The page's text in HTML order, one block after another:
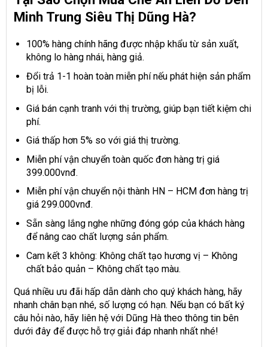
Minh Trung Siêu Thị Dũng Hà?
100% hàng chính hãng được nhập khẩu từ sản xuất,
không lo hàng nhái, hàng giả.
Đổi trả 1-1 hoàn toàn miễn phí nếu phát hiện sản phẩm
bị lỗi.
Giá bán cạnh tranh với thị trường, giúp bạn tiết kiệm chi
phí.
Giá thấp hơn 5% so với giá thị trường.
Miễn phí vận chuyển toàn quốc đơn hàng trị giá
399.000vnđ.
Miễn phí vận chuyển nội thành HN – HCM đơn hàng trị
giá 299.000vnđ.
Sẵn sàng lắng nghe những đóng góp của khách hàng
để nâng cao chất lượng sản phẩm.
Cam kết 3 không: Không chất tạo hương vị – Không
chất bảo quản – Không chất tạo màu.
Quá nhiều ưu đãi hấp dẫn dành cho quý khách hàng, hãy
nhanh chân bạn nhé, số lượng có hạn. Nếu bạn có bất ký
câu hỏi nào, hãy liên hệ với Dũng Hà theo thông tin bên
dưới đây để được hỗ trợ giải đáp nhanh nhất nhé!